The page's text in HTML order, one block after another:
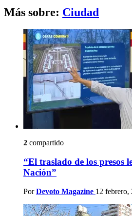
Más sobre: Ciudad
2 compartido
“El traslado de los presos
Nación”
Por Devoto Magazine 12 febrero,